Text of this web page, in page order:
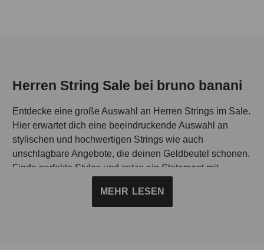
Herren String Sale bei bruno banani
Entdecke eine große Auswahl an Herren Strings im Sale.
Hier erwartet dich eine beeindruckende Auswahl an
stylischen und hochwertigen Strings wie auch
unschlagbare Angebote, die deinen Geldbeutel schonen.
Finde perfekte Styles und setze ein Statement mit
MEHR LESEN